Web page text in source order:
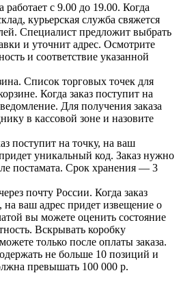
работает с 9.00 до 19.00. Когда
курьерская служба свяжется
Специалист предложит выбрать
и уточнит адрес. Осмотрите
и соответствие указанной
Список торговых точек для
Когда заказ поступит на
Для получения заказа
в кассовой зоне и назовите
поступит на точку, на ваш
уникальный код. Заказ нужно
постамата. Срок хранения — 3
почту России. Когда заказ
на ваш адрес придет извещение о
вы можете оценить состояние
Вскрывать коробку
только после оплаты заказа.
не больше 10 позиций и
превышать 100 000 р.